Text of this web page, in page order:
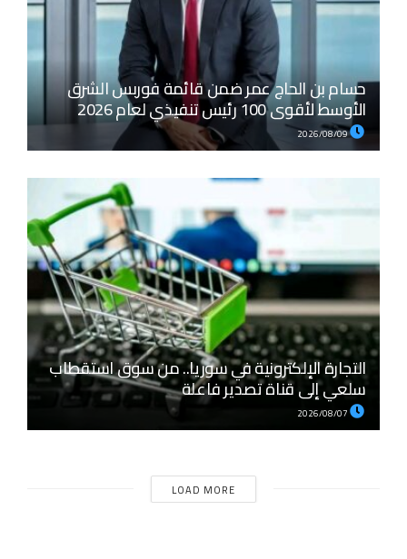
حسام بن الحاج عمر ضمن قائمة فوربس الشرق
الأوسط لأقوى 100 رئيس تنفيذي لعام 2026
2026/08/09
التجارة الإلكترونية في سوريا.. من سوق استقطاب
سلعي إلى قناة تصدير فاعلة
LOAD MORE